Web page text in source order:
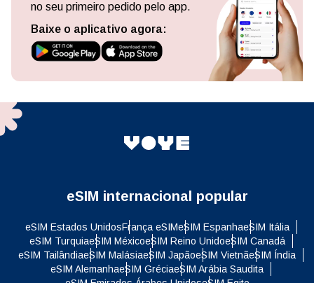
no seu primeiro pedido pelo app.
Baixe o aplicativo agora:
eSIM internacional popular
eSIM Estados UnidosFrança eSIMeSIM EspanhaeSIM Itália
eSIM TurquiaeSIM MéxicoeSIM Reino UnidoeSIM Canadá
eSIM TailândiaeSIM MalásiaeSIM JapãoeSIM VietnãeSIM Índia
eSIM AlemanhaeSIM GréciaeSIM Arábia Saudita